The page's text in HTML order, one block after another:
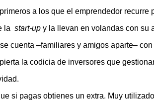
a los que el emprendedor recurre
la start-up y la llevan en volandas con su
cuenta –familiares y amigos aparte–
la codicia de inversores que
si pagas obtienes un extra. Muy